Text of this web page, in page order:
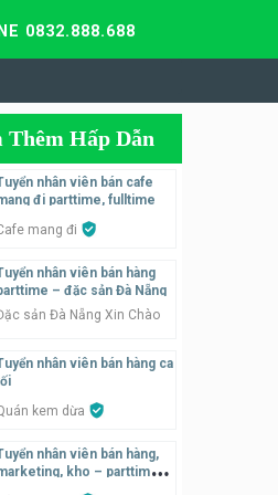
0832.888.688
Thêm Hấp Dẫn
nhân viên bán cafe
đi parttime, fulltime
mang đi
nhân viên bán hàng
– đặc sản Đà Nẵng
sản Đà Nẵng Xin Chào
nhân viên bán hàng ca
kem dừa
nhân viên bán hàng,
kho – parttime,